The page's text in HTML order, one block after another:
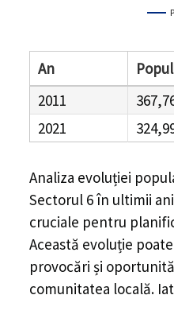
An
2011
2021
Analiza evoluției
Sectorul 6în ultimii
cruciale pentru
Această evoluție
provocări și
comunitatea locală.